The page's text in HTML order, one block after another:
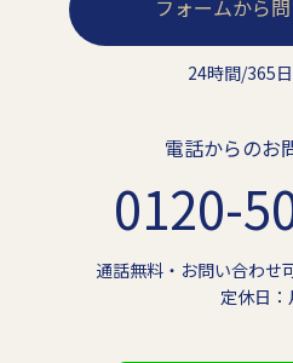
フォームから
24時間/365
電話からのお
0120-
通話無料・お問い合わせ
定休日：